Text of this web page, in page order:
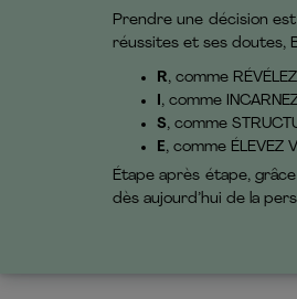
Prendre une décision
réussites et ses doutes,
R, comme
, comme
S, comme
E, comme ÉLEVEZ
Étape après étape,
dès aujourd’hui de la